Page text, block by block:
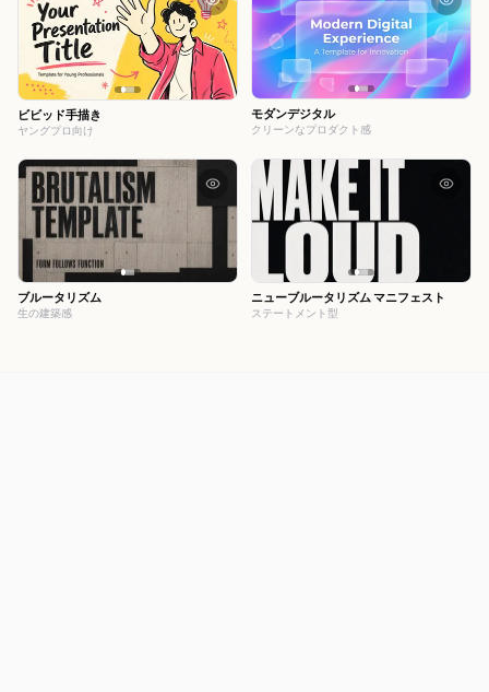
ビビッド手描き
ヤングプロ向け
モダンデジタル
クリーンなプロダクト感
ブルータリズム
生の建築感
ニューブルータリズム マニフェスト
ステートメント型